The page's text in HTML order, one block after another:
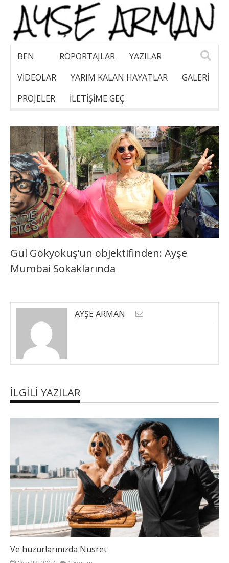
BEN RÖPORTAJLAR
YAZILAR
VİDEOLAR
YARIM KALAN HAYATLAR
GALERI
PROJELER
İLETİŞİME GEÇ
Gül Gökyokuş’un objektifinden: Ayşe
Mumbai Sokaklarında
AYŞE ARMAN
İLGILI YAZILAR
Ve huzurlarınızda Nusret